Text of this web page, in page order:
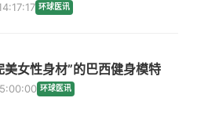
环球医讯
美女性身材”的巴西健身模特
环球医讯